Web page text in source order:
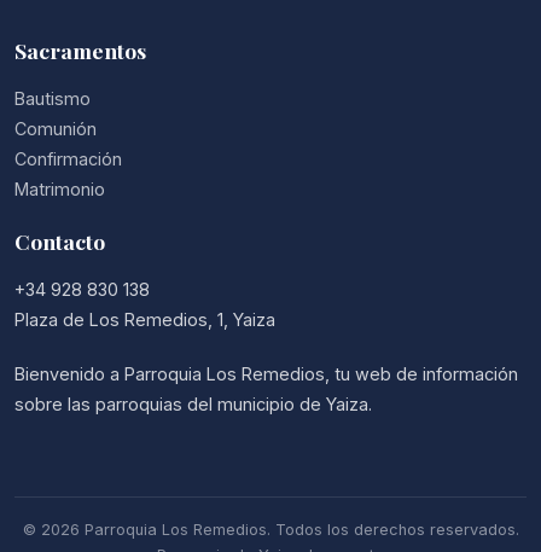
Sacramentos
Bautismo
Comunión
Confirmación
Matrimonio
Contacto
+34 928 830 138
Plaza de Los Remedios, 1, Yaiza
Bienvenido a Parroquia Los Remedios, tu web de información
sobre las parroquias del municipio de Yaiza.
© 2026 Parroquia Los Remedios. Todos los derechos reservados.